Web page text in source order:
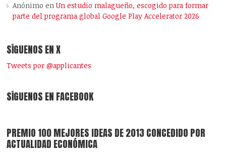
Anónimo enUn estudio malagueño, escogido para formar
parte del programa global Google Play Accelerator 2026
SÍGUENOS EN X
Tweets por @applicantes
SÍGUENOS EN FACEBOOK
PREMIO 100 MEJORES IDEAS DE 2013 CONCEDIDO POR
ACTUALIDAD ECONÓMICA